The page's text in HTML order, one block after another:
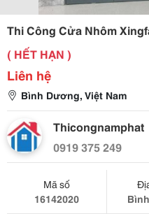
Thi Công Cửa Nhôm
( HẾT HẠN )
Liên hệ
Bình Dương, Việt Nam
Thicongnamphat
0919 375 249
Mã số
16142020